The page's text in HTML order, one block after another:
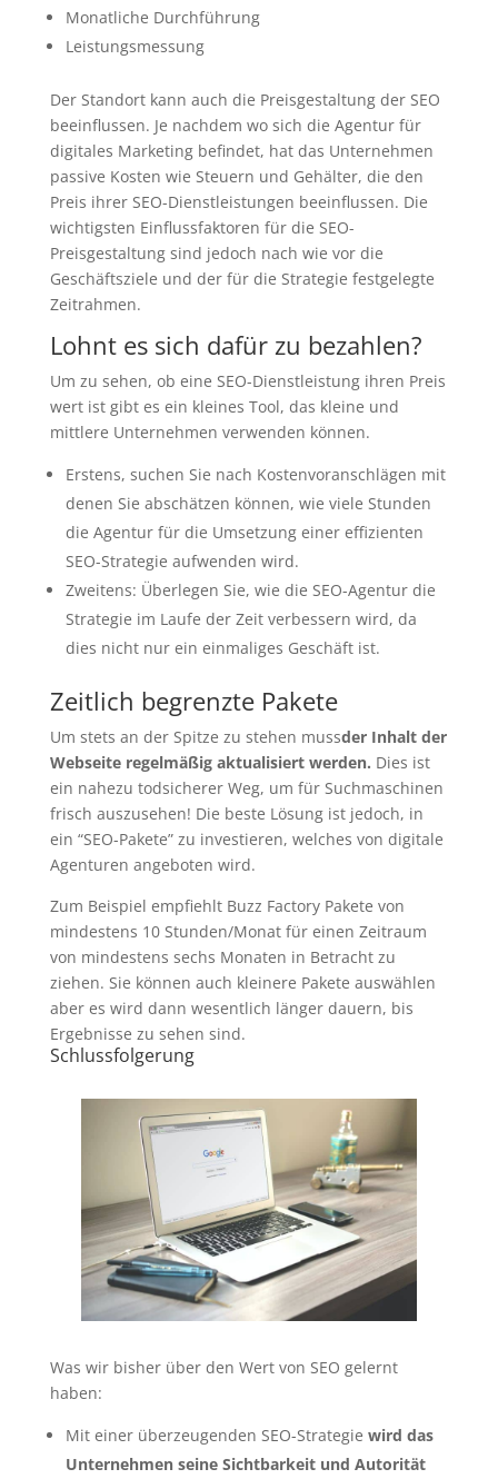
Monatliche Durchführung
Leistungsmessung
Der Standort kann auch die Preisgestaltung der SEO
beeinflussen. Je nachdem wo sich die Agentur für
digitales Marketing befindet, hat das Unternehmen
passive Kosten wie Steuern und Gehälter, die den
Preis ihrer SEO-Dienstleistungen beeinflussen. Die
wichtigsten Einflussfaktoren für die SEO-
Preisgestaltung sind jedoch nach wie vor die
Geschäftsziele und der für die Strategie festgelegte
Zeitrahmen.
Lohnt es sich dafür zu bezahlen?
Um zu sehen, ob eine SEO-Dienstleistung ihren Preis
wert ist gibt es ein kleines Tool, das kleine und
mittlere Unternehmen verwenden können.
Erstens, suchen Sie nach Kostenvoranschlägen mit
denen Sie abschätzen können, wie viele Stunden
die Agentur für die Umsetzung einer effizienten
SEO-Strategie aufwenden wird.
Zweitens: Überlegen Sie, wie die SEO-Agentur die
Strategie im Laufe der Zeit verbessern wird, da
dies nicht nur ein einmaliges Geschäft ist.
Zeitlich begrenzte Pakete
Um stets an der Spitze zu stehen mussder Inhalt der
Webseite regelmäßig aktualisiert werden. Dies ist
ein nahezu todsicherer Weg, um für Suchmaschinen
frisch auszusehen! Die beste Lösung ist jedoch, in
ein “SEO-Pakete” zu investieren, welches von digitale
Agenturen angeboten wird.
Zum Beispiel empfiehlt Buzz Factory Pakete von
mindestens 10 Stunden/Monat für einen Zeitraum
von mindestens sechs Monaten in Betracht zu
ziehen. Sie können auch kleinere Pakete auswählen
aber es wird dann wesentlich länger dauern, bis
Ergebnisse zu sehen sind.
Schlussfolgerung
Was wir bisher über den Wert von SEO gelernt
haben:
Mit einer überzeugenden SEO-Strategie wird das
Unternehmen seine Sichtbarkeit und Autorität